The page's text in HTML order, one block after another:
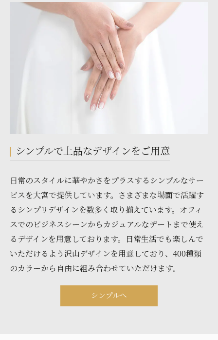
シンプルで上品なデザインをご用意
日常のスタイルに華やかさをプラスするシンプルなサー
ビスを大宮で提供しています。さまざまな場面で活躍す
るシンプリデザインを数多く取り揃えています。オフィ
スでのビジネスシーンからカジュアルなデートまで使え
るデザインを用意しております。日常生活でも楽しんで
いただけるよう沢山デザインを用意しており、400種類
のカラーから自由に組み合わせていただけます。
シンプルへ